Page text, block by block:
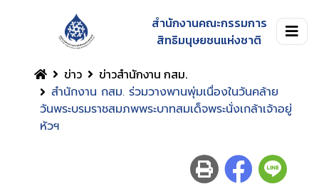
สำนักงานคณะกรรมการ
สิทธิมนุษยชนแห่งชาติ
ข่าว
ข่าวสำนักงาน กสม.
สำนักงาน กสม. ร่วมวางพานพุ่มเนื่องในวันคล้าย
วันพระบรมราชสมภพพระบาทสมเด็จพระนั่งเกล้าเจ้าอยู่
หัวฯ